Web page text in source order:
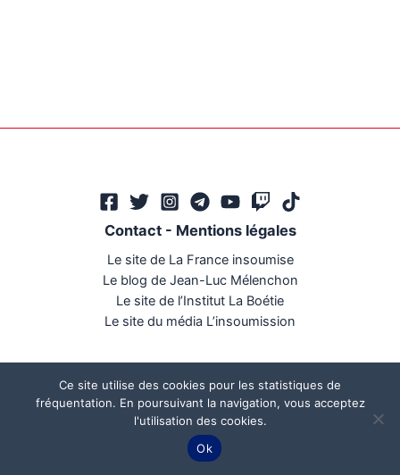
Contact- Mentions légales
Le site de La France insoumise
Le blog de Jean-Luc Mélenchon
Le site de l’Institut La Boétie
Le site du média L’insoumission
Mégaphone communication
Ce site utilise des cookies pour les statistiques de
fréquentation. En poursuivant la navigation, vous acceptez
l'utilisation des cookies.
Ok